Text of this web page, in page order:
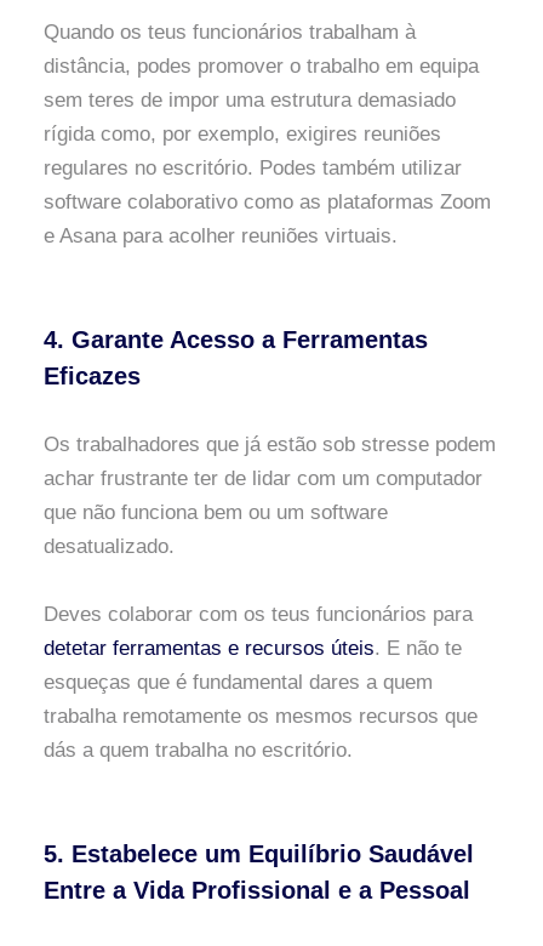
Quando os teus funcionários trabalham à
distância, podes promover o trabalho em equipa
sem teres de impor uma estrutura demasiado
rígida como, por exemplo, exigires reuniões
regulares no escritório. Podes também utilizar
software colaborativo como as plataformas Zoom
e Asana para acolher reuniões virtuais.
4. Garante Acesso a Ferramentas
Eficazes
Os trabalhadores que já estão sob stresse podem
achar frustrante ter de lidar com um computador
que não funciona bem ou um software
desatualizado.
Deves colaborar com os teus funcionários para
detetar ferramentas e recursos úteis. E não te
esqueças que é fundamental dares a quem
trabalha remotamente os mesmos recursos que
dás a quem trabalha no escritório.
5. Estabelece um Equilíbrio Saudável
Entre a Vida Profissional e a Pessoal